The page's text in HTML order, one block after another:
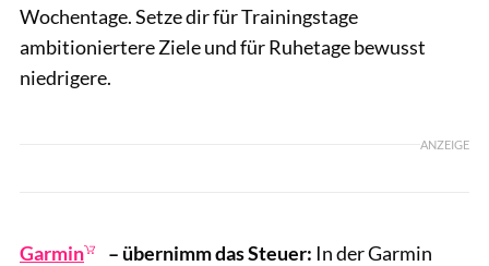
Wochentage. Setze dir für Trainingstage
ambitioniertere Ziele und für Ruhetage bewusst
niedrigere.
ANZEIGE
Garmin – übernimm das Steuer: In der Garmin